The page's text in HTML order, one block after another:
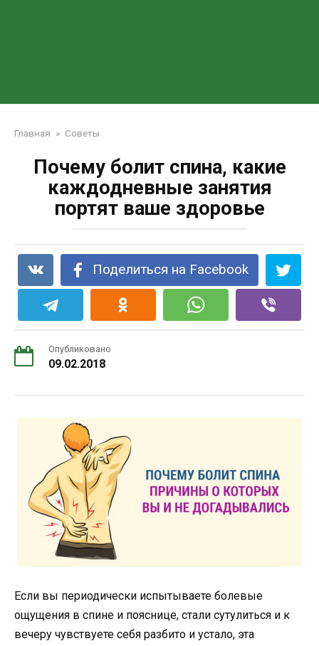
Главная » Советы
Почему болит спина, какие
каждодневные занятия
портят ваше здоровье
Поделиться на Facebook
Опубликовано
09.02.2018
Если вы периодически испытываете болевые
ощущения в спине и пояснице, стали сутулиться и к
вечеру чувствуете себя разбито и устало, эта